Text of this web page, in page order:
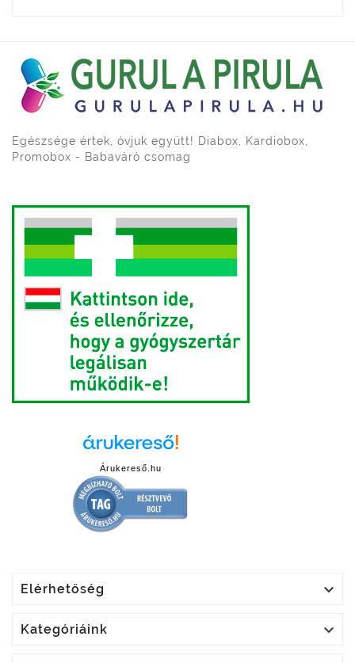
Egészsége értek, óvjuk együtt! Diabox, Kardiobox,
Promobox - Babaváró csomag
Árukereső.hu
Elérhetőség 
Kategóriáink 